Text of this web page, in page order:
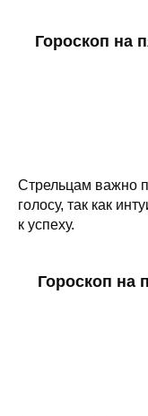
Гороскоп на
Стрельцам важно
голосу, так как
к успеху.
Гороскоп на